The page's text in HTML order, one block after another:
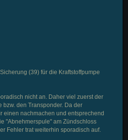
(39) für die Kraftstoffpumpe
nicht an. Daher viel zuerst der
bzw. den Transponder. Da der
einen nachmachen und entsprechend
"Abnehmerspule" am Zündschloss
Fehler trat weiterhin sporadisch auf.